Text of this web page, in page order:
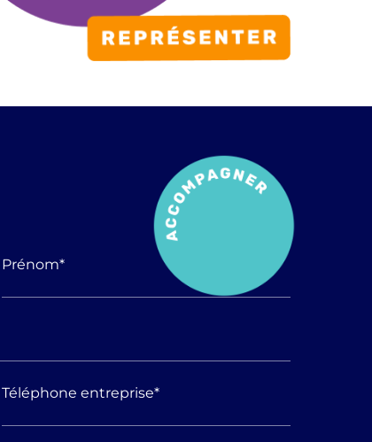
Prénom*
Téléphone entreprise*